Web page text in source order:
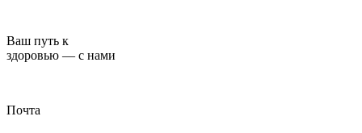
содержимому
Ваш путь к
здоровью — с нами
Почта